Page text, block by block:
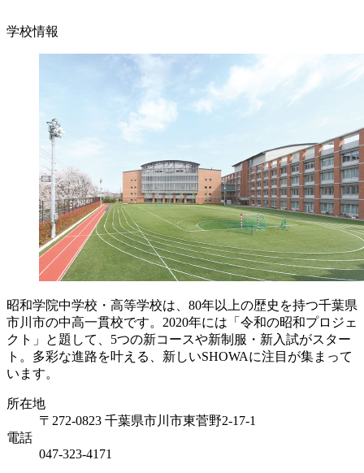
学校情報
昭和学院中学校・高等学校は、80年以上の歴史を持つ千葉県
市川市の中高一貫校です。2020年には「令和の昭和プロジェ
クト」と題して、5つの新コースや新制服・新入試がスター
ト。多彩な進路を叶える、新しいSHOWAに注目が集まって
います。
所在地
〒272-0823 千葉県市川市東菅野2-17-1
電話
047-323-4171